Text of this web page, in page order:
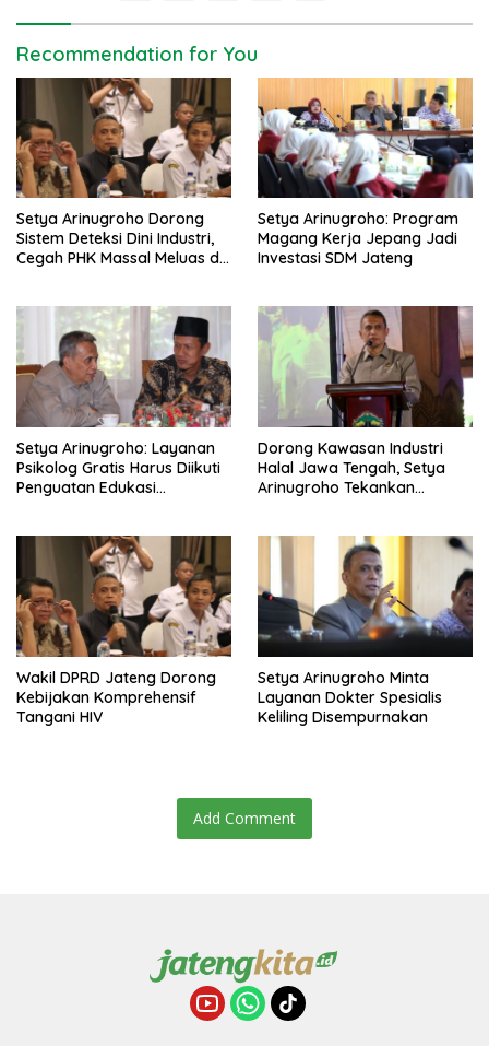
a
v
i
a
t
i
o
n
Recommendation for You
Setya Arinugroho Dorong
Sistem Deteksi Dini Industri,
Cegah PHK Massal Meluas di
Setya Arinugroho: Program
Magang Kerja Jepang Jadi
Investasi SDM Jateng
Setya Arinugroho: Layanan
Psikolog Gratis Harus Diikuti
Penguatan Edukasi
Dorong Kawasan Industri
Halal Jawa Tengah, Setya
Arinugroho Tekankan
Wakil DPRD Jateng Dorong
Kebijakan Komprehensif
Tangani HIV
Setya Arinugroho Minta
Layanan Dokter Spesialis
Keliling Disempurnakan
Add Comment